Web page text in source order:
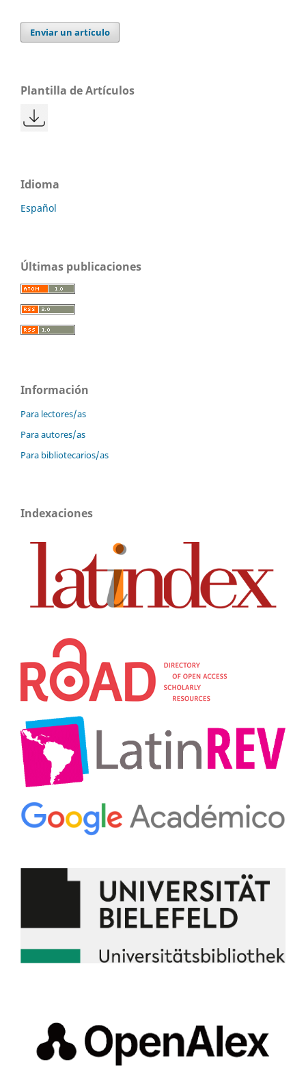
Enviar un artículo
Plantilla de Artículos
Idioma
Español
Últimas publicaciones
Información
Para lectores/as
Para autores/as
Para bibliotecarios/as
Indexaciones